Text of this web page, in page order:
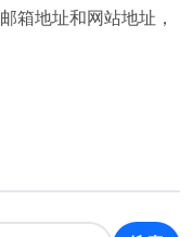
箱地址和网站地址，